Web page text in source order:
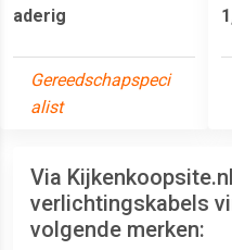
aderig
Gereedschapspeci
alist
Via
verlichtingskabels
volgende merken: